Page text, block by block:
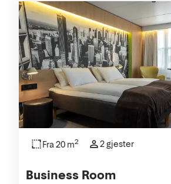
Business Room
Fra 20 m2 2 gjester